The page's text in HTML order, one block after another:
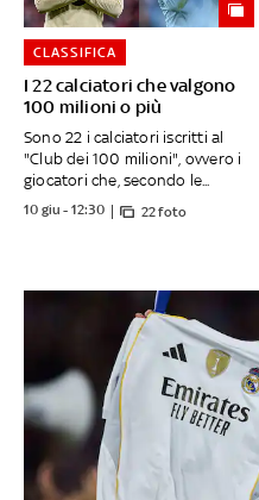
I 22 calciatori che valgono
100 milioni o più
CLASSIFICA
Sono 22 i calciatori iscritti al
"Club dei 100 milioni", ovvero i
giocatori che, secondo le...
10 giu - 12:30 22 foto